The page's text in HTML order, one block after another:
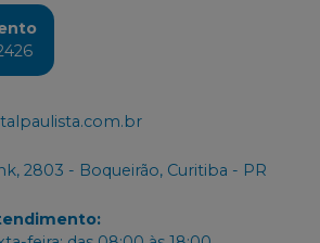
2803 - Boqueirão, Curitiba - PR
: